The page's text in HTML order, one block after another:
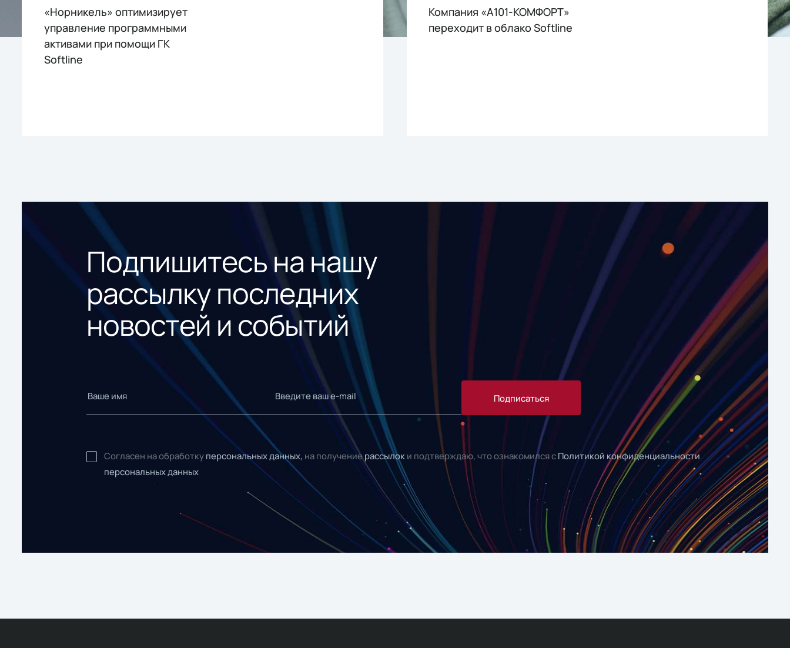
«Норникель» оптимизирует
управление программными
активами при помощи ГК
Softline
Компания «А101-КОМФОРТ»
переходит в облако Softline
Подпишитесь на нашу
рассылку последних
новостей и событий
Подписаться
Согласен на обработку персональных данных, на получениерассылок и подтверждаю, что ознакомился с Политикой конфиденциальности
персональных данных